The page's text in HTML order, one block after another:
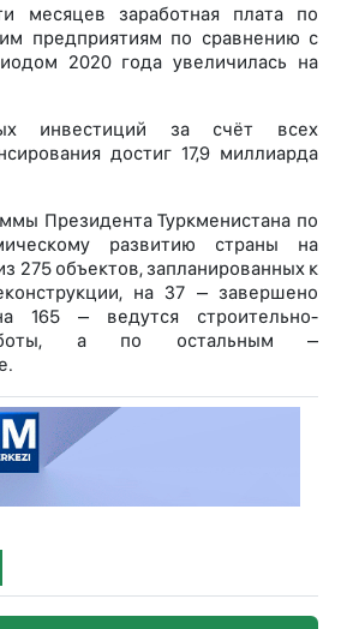
месяцев заработная плата по
предприятиям по сравнению с
2020 года увеличилась на
инвестиций за счёт всех
достиг 17,9 миллиарда
Президента Туркменистана по
развитию страны на
275 объектов, запланированных к
на 37 – завершено
165 – ведутся строительно-
а по остальным –